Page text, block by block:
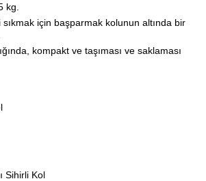
kg.
için başparmak kolunun altında bir
kompakt ve taşıması ve saklaması
Sihirli Kol